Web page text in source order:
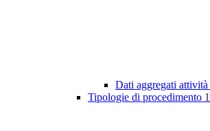
Dati aggregati
Tipologie di procedimento 1